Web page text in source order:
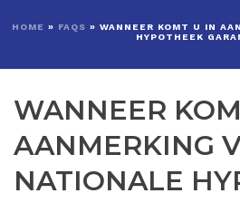
HOME » FAQS » WANNEER KOMT U IN
HYPOTHEEK
WANNEER
AANMERKING
NATIONALE